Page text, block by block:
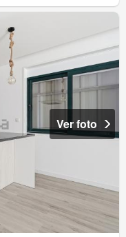
Ver foto